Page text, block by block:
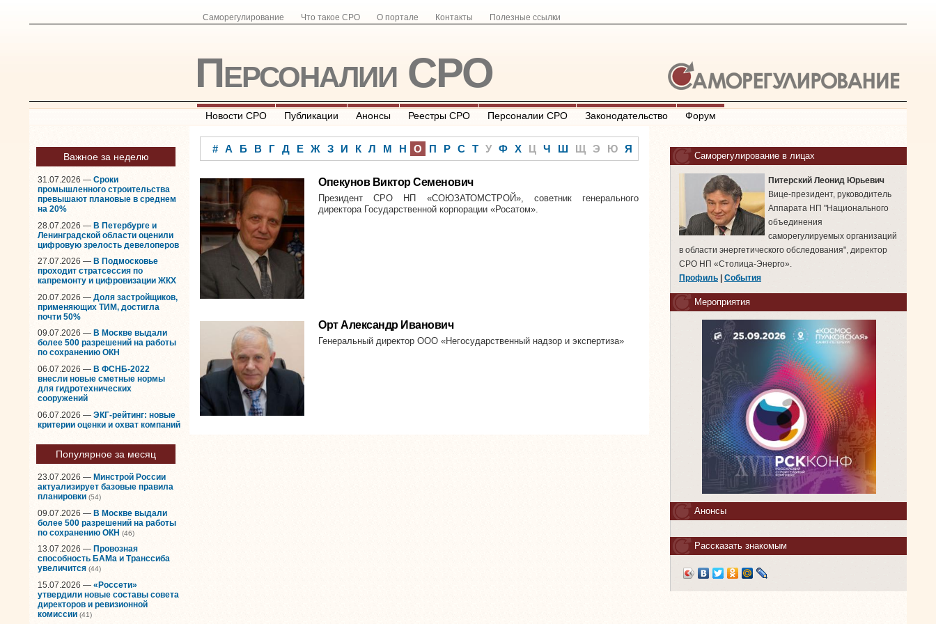
Саморегулирование Что такое СРО О портале Контакты Полезные ссылки
Персоналии СРО
Новости СРО Публикации Анонсы Реестры СРО Персоналии СРО Законодательство Форум
Важное за неделю
31.07.2026 — Сроки
промышленного строительства
превышают плановые в среднем
на 20%
28.07.2026 — В Петербурге и
Ленинградской области оценили
цифровую зрелость девелоперов
27.07.2026 — В Подмосковье
проходит стратсессия по
капремонту и цифровизации ЖКХ
20.07.2026 — Доля застройщиков,
применяющих ТИМ, достигла
почти 50%
09.07.2026 — В Москве выдали
более 500 разрешений на работы
по сохранению ОКН
06.07.2026 — В ФСНБ-2022
внесли новые сметные нормы
для гидротехнических
сооружений
06.07.2026 — ЭКГ-рейтинг: новые
критерии оценки и охват компаний
Популярное за месяц
23.07.2026 — Минстрой России
актуализирует базовые правила
планировки (54)
09.07.2026 — В Москве выдали
более 500 разрешений на работы
по сохранению ОКН (46)
13.07.2026 — Провозная
способность БАМа и Транссиба
увеличится (44)
15.07.2026 — «Россети»
утвердили новые составы совета
директоров и ревизионной
комиссии (41)
# А Б В Г Д Е Ж З И К Л М Н О П Р С Т У Ф Х Ц Ч Ш Щ Э Ю Я
Опекунов Виктор Семенович
Президент СРО НП «СОЮЗАТОМСТРОЙ», советник генерального
директора Государственной корпорации «Росатом».
Орт Александр Иванович
Генеральный директор ООО «Негосударственный надзор и экспертиза»
Саморегулирование в лицах
Питерский Леонид Юрьевич
Вице-президент, руководитель
Аппарата НП "Национального
объединения
саморегулируемых организаций
в области энергетического обследования", директор
СРО НП «Столица-Энерго».
Профиль
События
Мероприятия
Анонсы
Рассказать знакомым